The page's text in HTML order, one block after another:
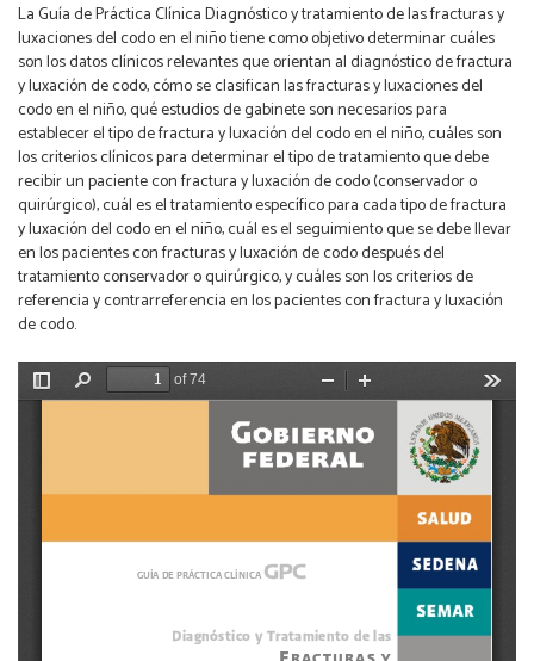
La Guía de Práctica Clínica Diagnóstico y tratamiento de las fracturas y
luxaciones del codo en el niño tiene como objetivo determinar cuáles
son los datos clínicos relevantes que orientan al diagnóstico de fractura
y luxación de codo, cómo se clasifican las fracturas y luxaciones del
codo en el niño, qué estudios de gabinete son necesarios para
establecer el tipo de fractura y luxación del codo en el niño, cuáles son
los criterios clínicos para determinar el tipo de tratamiento que debe
recibir un paciente con fractura y luxación de codo (conservador o
quirúrgico), cuál es el tratamiento específico para cada tipo de fractura
y luxación del codo en el niño, cuál es el seguimiento que se debe llevar
en los pacientes con fracturas y luxación de codo después del
tratamiento conservador o quirúrgico, y cuáles son los criterios de
referencia y contrarreferencia en los pacientes con fractura y luxación
de codo.